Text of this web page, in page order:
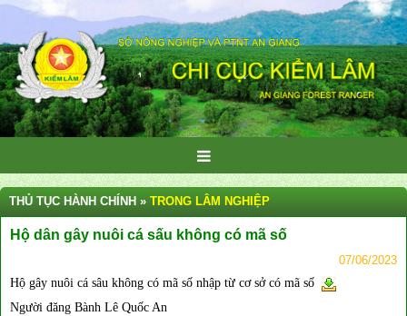
THỦ TỤC HÀNH CHÍNH » TRONG LÂM NGHIỆP
Hộ dân gây nuôi cá sấu không có mã số
07/06/2023
Hộ gây nuôi cá sâu không có mã số nhập từ cơ sở có mã số
Người đăng Bành Lê Quốc An